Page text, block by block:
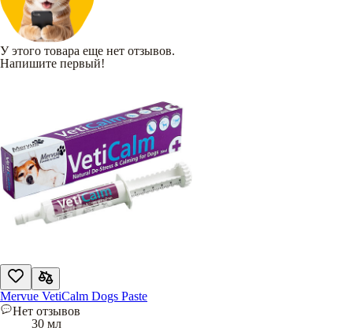
У этого товара еще нет отзывов.
Напишите первый!
Mervue VetiCalm Dogs Paste
Нет отзывов
30 мл